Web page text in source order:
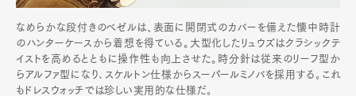
なめらかな段付きのベゼルは、表面に開閉式のカバーを備えた懐中時計
のハンターケースから着想を得ている。大型化したリュウズはクラシックテ
イストを高めるとともに操作性も向上させた。時分針は従来のリーフ型か
らアルファ型になり､スケルトン仕様からスーパールミノバを採用する｡これ
もドレスウォッチでは珍しい実用的な仕様だ｡